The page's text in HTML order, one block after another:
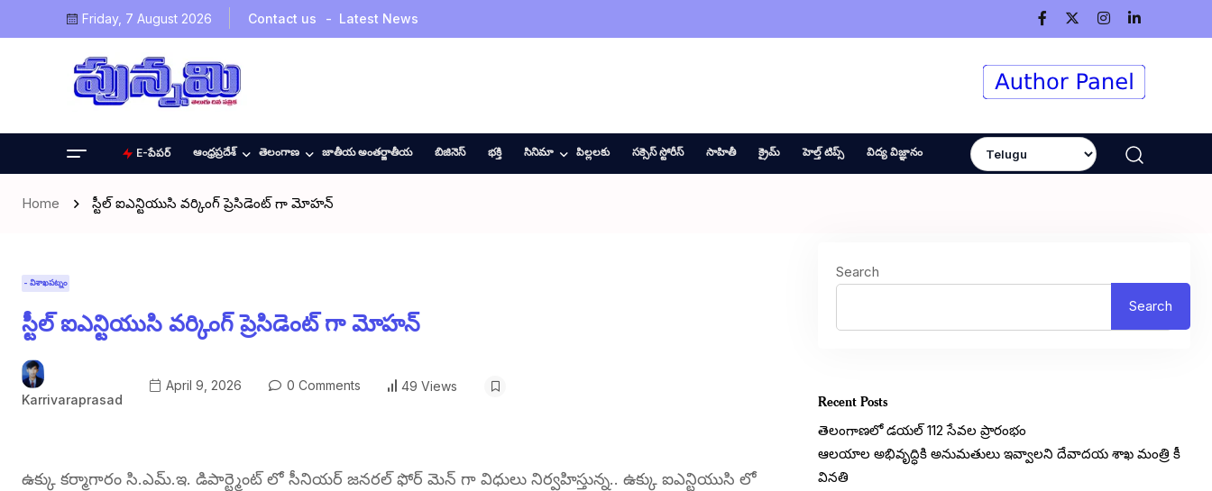
Friday, 7 August 2026 Contact us Latest News
E-పేపర్ ఆంధ్రప్రదేశ్ తెలంగాణ జాతీయ అంతర్జాతీయ బిజినెస్ భక్తి సినిమా పిల్లలకు సక్సెస్ స్టోరీస్ సాహితీ క్రైమ్ హెల్త్ టిప్స్ విద్య విజ్ఞానం
Home స్టీల్ ఐఎన్టియుసి వర్కింగ్ ప్రెసిడెంట్ గా మోహన్
- విశాఖపట్నం
స్టీల్ ఐఎన్టియుసి వర్కింగ్ ప్రెసిడెంట్ గా మోహన్
Karrivaraprasad
April 9, 2026 0 Comments 49 Views
ఉక్కు కర్మాగారం సి.ఎమ్.ఇ. డిపార్ట్మెంట్ లో సీనియర్ జనరల్ ఫోర్ మెన్ గా విధులు నిర్వహిస్తున్న.. ఉక్కు ఐఎన్టియుసి లో
Search
Search
Recent Posts
తెలంగాణలో డయల్‌ 112 సేవల ప్రారంభం
ఆలయాల అభివృద్ధికి అనుమతులు ఇవ్వాలని దేవాదయ శాఖ మంత్రి కీ
వినతి